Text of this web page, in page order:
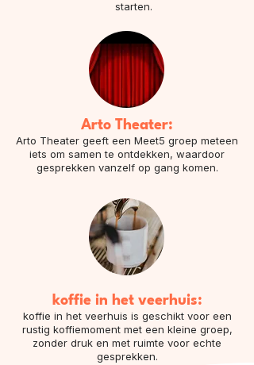
starten.
Arto Theater:
Arto Theater geeft een Meet5 groep meteen
iets om samen te ontdekken, waardoor
gesprekken vanzelf op gang komen.
koffie in het veerhuis:
koffie in het veerhuis is geschikt voor een
rustig koffiemoment met een kleine groep,
zonder druk en met ruimte voor echte
gesprekken.